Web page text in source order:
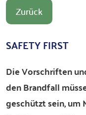
Zurück
SAFETY FIRST
Die Vorschriften
den Brandfall
geschützt sein, um